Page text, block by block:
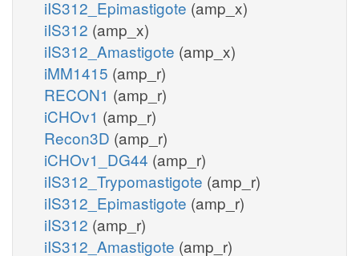
iIS312_Epimastigote (amp_x)
iIS312 (amp_x)
iIS312_Amastigote (amp_x)
iMM1415 (amp_r)
RECON1 (amp_r)
iCHOv1 (amp_r)
Recon3D (amp_r)
iCHOv1_DG44 (amp_r)
iIS312_Trypomastigote (amp_r)
iIS312_Epimastigote (amp_r)
iIS312 (amp_r)
iIS312_Amastigote (amp_r)